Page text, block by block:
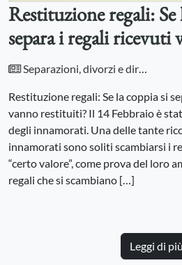
Restituzione regali: Se
separa i regali ricevuti
Separazioni, divorzi e diritto di famiglia
Restituzione regali: Se la coppia si
vanno restituiti? Il 14 Febbraio è
degli innamorati. Una delle tante
innamorati sono soliti scambiarsi i
“certo valore”, come prova del loro
regali che si scambiano […]
Leggi di più